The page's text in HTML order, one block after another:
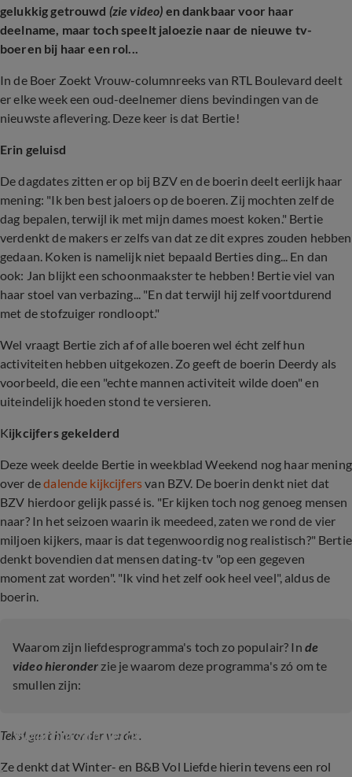
gelukkig getrouwd (zie video) en dankbaar voor haar
deelname, maar toch speelt jaloezie naar de nieuwe tv-
boeren bij haar een rol...
In de Boer Zoekt Vrouw-columnreeks van RTL Boulevard deelt
er elke week een oud-deelnemer diens bevindingen van de
nieuwste aflevering. Deze keer is dat Bertie!
Erin geluisd
De dagdates zitten er op bij BZV en de boerin deelt eerlijk haar
mening: "Ik ben best jaloers op de boeren. Zij mochten zelf de
dag bepalen, terwijl ik met mijn dames moest koken." Bertie
verdenkt de makers er zelfs van dat ze dit expres zouden hebben
gedaan. Koken is namelijk niet bepaald Berties ding... En dan
ook: Jan blijkt een schoonmaakster te hebben! Bertie viel van
haar stoel van verbazing... "En dat terwijl hij zelf voortdurend
met de stofzuiger rondloopt."
Wel vraagt Bertie zich af of alle boeren wel écht zelf hun
activiteiten hebben uitgekozen. Zo geeft de boerin Deerdy als
voorbeeld, die een "echte mannen activiteit wilde doen" en
uiteindelijk hoeden stond te versieren.
Kijkcijfers gekelderd
Deze week deelde Bertie in weekblad Weekend nog haar mening
over dedalende kijkcijfersvan BZV. De boerin denkt niet dat
BZV hierdoor gelijk passé is. "Er kijken toch nog genoeg mensen
naar? In het seizoen waarin ik meedeed, zaten we rond de vier
miljoen kijkers, maar is dat tegenwoordig nog realistisch?" Bertie
denkt bovendien dat mensen dating-tv "op een gegeven
moment zat worden". "Ik vind het zelf ook heel veel", aldus de
boerin.
Waarom zijn liefdesprogramma's toch zo populair? In de
video hieronder zie je waarom deze programma's zó om te
smullen zijn:
Tekst gaat hieronder verder.
Waarom zijn liefdesprogramma's zo populair?
Ze denkt dat Winter- en B&B Vol Liefde hierin tevens een rol